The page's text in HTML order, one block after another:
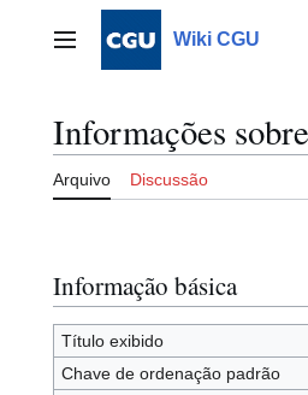
Menu principalWiki CGU
Informações
Arquivo Discussão
Informação básica
Título exibido
Chave de ordenação padrão